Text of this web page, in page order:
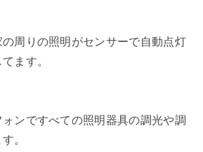
周りの照明がセンサーで自動点灯
ます。
ンですべての照明器具の調光や調
。